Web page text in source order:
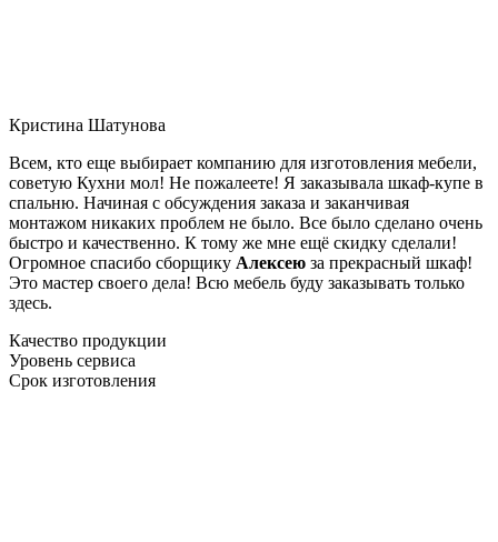
Кристина Шатунова
Всем, кто еще выбирает компанию для изготовления мебели,
советую Кухни мол! Не пожалеете! Я заказывала шкаф-купе в
спальню. Начиная с обсуждения заказа и заканчивая
монтажом никаких проблем не было. Все было сделано очень
быстро и качественно. К тому же мне ещё скидку сделали!
Огромное спасибо сборщику Алексею за прекрасный шкаф!
Это мастер своего дела! Всю мебель буду заказывать только
здесь.
Качество продукции
Уровень сервиса
Срок изготовления